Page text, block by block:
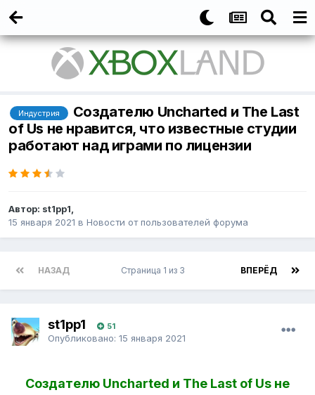
Индустрия
Создателю Uncharted и The Last
of Us не нравится, что известные студии
работают над играми по лицензии
Автор: st1pp1,
15 января 2021 в Новости от пользователей форума
НАЗАД ВПЕРЁД
Страница 1 из 3
st1pp1 51
Опубликовано: 15 января 2021
Создателю Uncharted и The Last of Us не